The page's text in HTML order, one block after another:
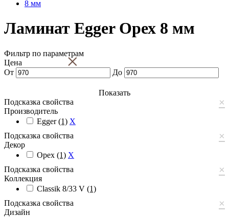
8 мм
Ламинат Egger Орех 8 мм
Фильтр по параметрам
×
Цена
От
До
Показать
Подсказка свойства
×
Производитель
Egger(1) X
Подсказка свойства
×
Декор
Орех (1) X
Подсказка свойства
×
Коллекция
Classik 8/33 V (1)
Подсказка свойства
×
Дизайн